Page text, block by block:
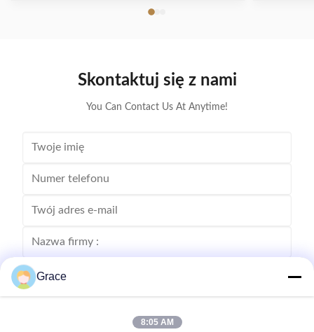
time voltage/current monitoring and precise battery
Skontaktuj się z nami
You Can Contact Us At Anytime!
Grace
8:05 AM